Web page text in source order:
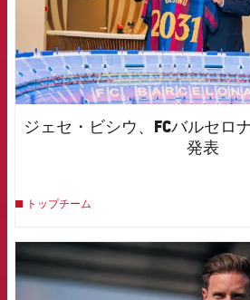
ジェセ・ビシウ、FCバルセロ
発表
トップチーム
FCB